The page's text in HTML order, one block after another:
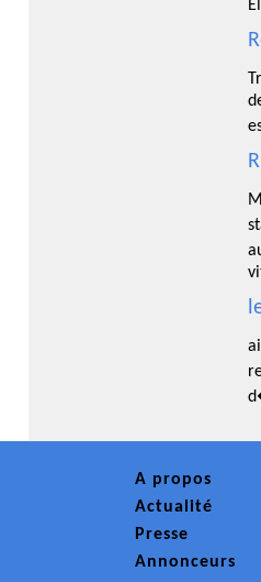
A propos
Actualité
Presse
Annonceurs